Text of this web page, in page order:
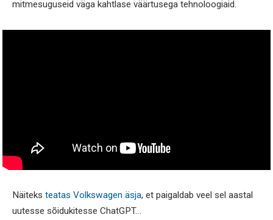
mitmesuguseid väga kahtlase väärtusega tehnoloogiaid.
Näiteks teatas Volkswagen äsja, et paigaldab veel sel aastal
uutesse sõidukitesse ChatGPT…